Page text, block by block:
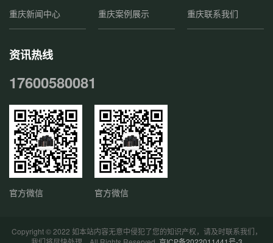
重庆新闻中心 重庆案例展示 重庆联系我们
资讯热线
17600580081
官方微信 官方微信
Copyright © 2022 如本站内容无意中侵犯了您的知识产权，请及时联系我们，